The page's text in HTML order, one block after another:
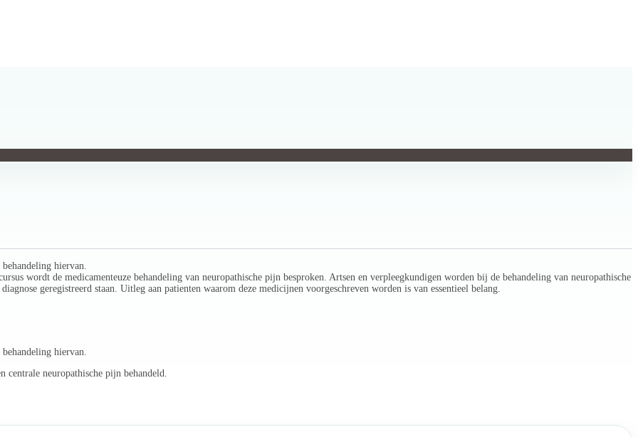
hiervan.
wordt de medicamenteuze behandeling van neuropathische pijn besproken. Artsen en verpleegkundigen worden bij de behandeling van neuropathische
geregistreerd staan. Uitleg aan patienten waarom deze medicijnen voorgeschreven worden is van essentieel belang.
hiervan.
centrale neuropathische pijn behandeld.